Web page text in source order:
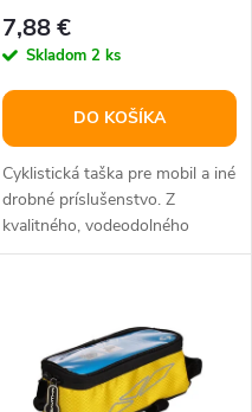
7,88 €
Skladom 2 ks
DO KOŠÍKA
Cyklistická taška pre mobil a iné
drobné príslušenstvo. Z
kvalitného, vodeodolného
materiálu.